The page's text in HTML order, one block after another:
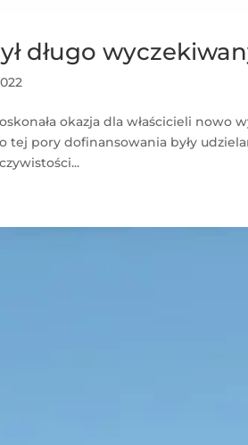
długo
okazja dla właścicieli
tej pory dofinansowania były